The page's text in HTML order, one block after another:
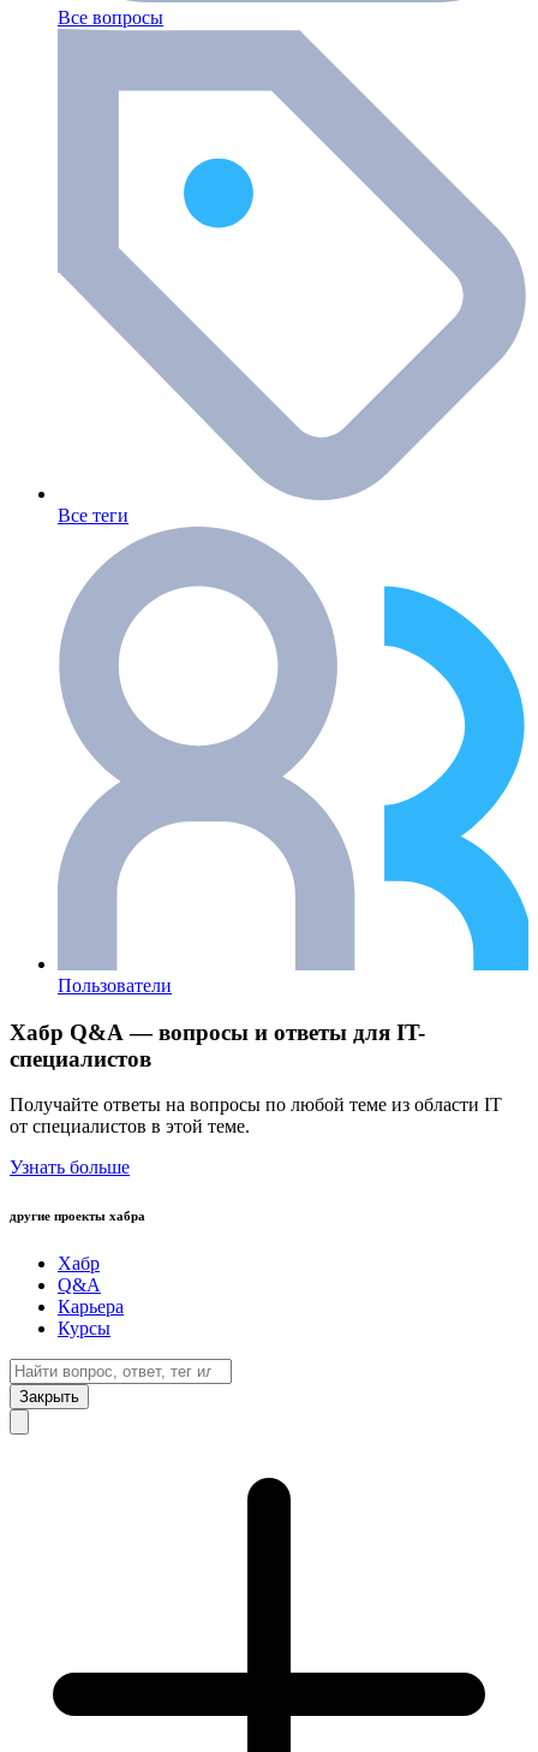
Все вопросы
Все теги
Пользователи
Хабр Q&A — вопросы и ответы для IT-
специалистов
Получайте ответы на вопросы по любой теме из области IT
от специалистов в этой теме.
Узнать больше
другие проекты хабра
Хабр
Q&A
Карьера
Курсы
Закрыть